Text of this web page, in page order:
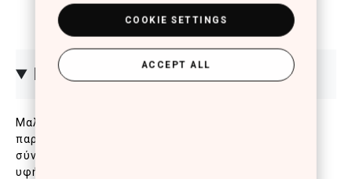
ΠΕΡΙΓΡΑΦΗ
Μαλακό μολύβι ματιών για αποτέλεσμα που
παραμένει αναλλοίωτο έως και 24 ώρες. Αδιάβροχη
σύνθεση που δεν μουτζουρώνει και πρωτοποριακή
υφή gel για super εύκολη εφαρμογή, πλούσιο,
COOKIE SETTINGS
ACCEPT ALL